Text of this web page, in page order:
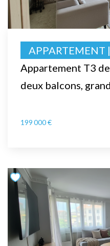
Appartement T3
deux balcons,
APPARTEMENT
199 000 €